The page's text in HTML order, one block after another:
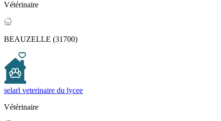
Vétérinaire
BEAUZELLE (31700)
selarl veterinaire du lycee
Vétérinaire